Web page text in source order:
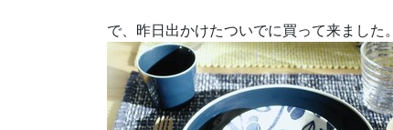
で、昨日出かけたついでに買って来ました。